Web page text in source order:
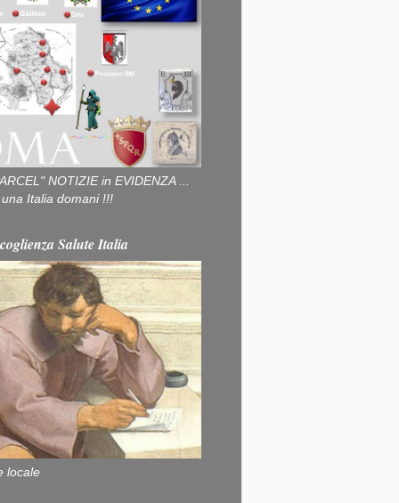
NOTIZIE in EVIDENZA ...
Italia domani !!!
Salute Italia
locale